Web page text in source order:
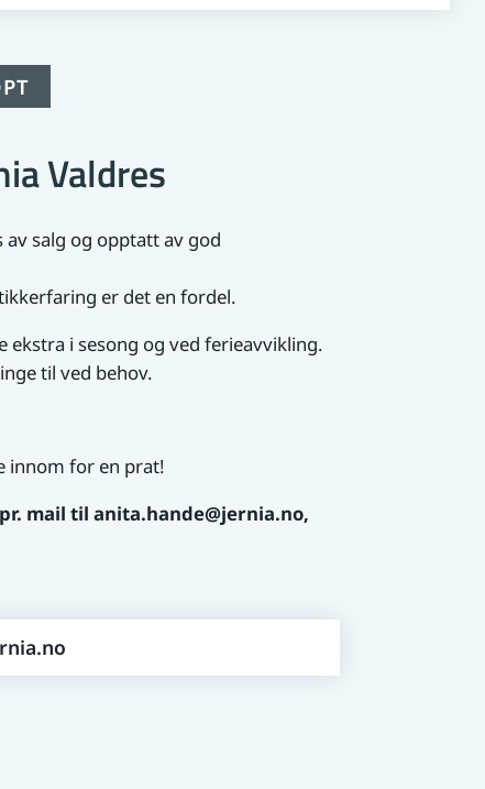
Valdres
salg og opptatt av god
er det en fordel.
i sesong og ved ferieavvikling.
til ved behov.
innom for en prat!
mail til anita.hande@jernia.no,